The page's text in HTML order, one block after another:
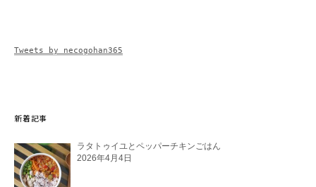
Tweets by necogohan365
新着記事
ラタトゥイユとペッパーチキンごはん
2026年4月4日